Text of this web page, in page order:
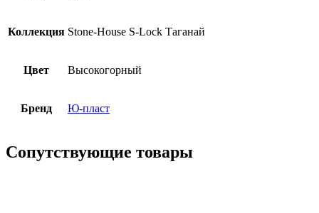
Коллекция Stone-Нouse S-Lock Таганай
Цвет Высокогорный
Бренд Ю-пласт
Сопутствующие товары